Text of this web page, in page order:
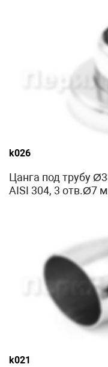
k026
Цанга под трубу
AISI 304, 3 отв.Ø7
k021